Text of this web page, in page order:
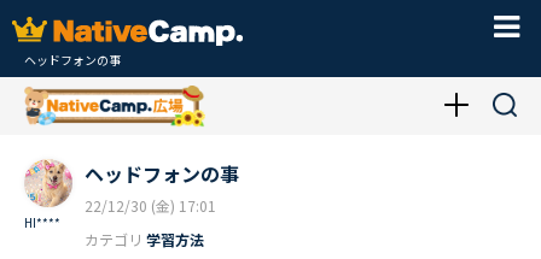
ヘッドフォンの事
HI****
ヘッドフォンの事
22/12/30 (金) 17:01
カテゴリ 学習方法